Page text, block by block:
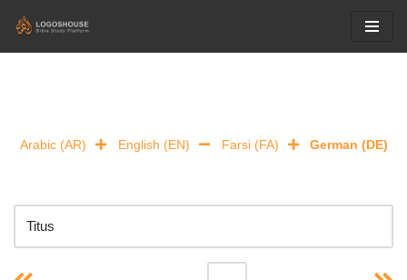
Arabic (AR) English (EN) Farsi (FA) German (DE)